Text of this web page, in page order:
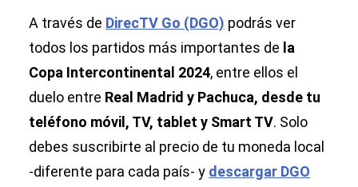
A través de DirecTV Go (DGO) podrás ver
todos los partidos más importantes de la
Copa Intercontinental 2024, entre ellos el
duelo entre Real Madrid y Pachuca, desde tu
teléfono móvil, TV, tablet y Smart TV. Solo
debes suscribirte al precio de tu moneda local
-diferente para cada país- y descargar DGO